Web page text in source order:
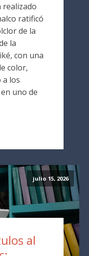
realizado
ratificó
de la
la
con una
color,
a los
uno de
julio 15, 2026
al